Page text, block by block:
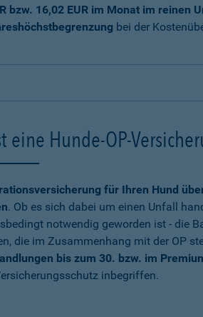
bzw. 16,02 EUR im Monat im reinen
bei der
eine Hunde-OP-
für Ihren Hund
. Ob es sich dabei um einen Unfall
notwendig geworden ist - die
die im Zusammenhang mit der OP
bis zum 30. bzw. im
inbegriffen.